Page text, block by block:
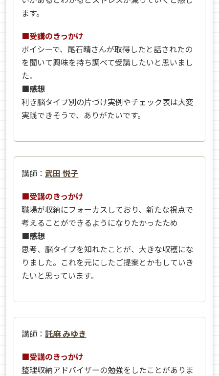
ます。
■受講のきっかけ
ボイシーで、尾石晴さんが取得したと話されたの
を聞いて興味を持ち調べて受講したいと思いまし
た。
■感想
利き脳タイプ別の片づけ実例やチェック表は大変
実践できそうで、ありがたいです。
講師：武田 悦子
■受講のきっかけ
職場が収納にフォーカスしており、新たな視点で
考えることができるようになりたかったため
■感想
思考、脳タイプを知れたことが、大きな収穫にな
りました。これを元にしたご提案とかもしていき
たいと思っています。
講師：託麻 みゆき
■受講のきっかけ
整理収納アドバイザーの勉強をしたことがありま